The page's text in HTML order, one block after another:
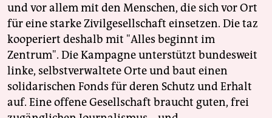
und vor allem mit den Menschen, die sich vor Ort
für eine starke Zivilgesellschaft einsetzen. Die taz
kooperiert deshalb mit "Alles beginnt im
Zentrum". Die Kampagne unterstützt bundesweit
linke, selbstverwaltete Orte und baut einen
solidarischen Fonds für deren Schutz und Erhalt
auf. Eine offene Gesellschaft braucht guten, frei